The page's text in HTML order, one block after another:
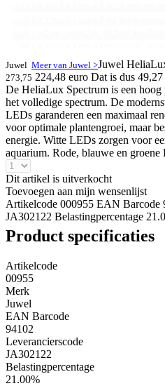
Juwel Meer van Juwel >Juwel
273,75 224,48 euro Dat is dus
De HeliaLux Spectrum is een
het volledige spectrum. De
LEDs garanderen een maximaal
voor optimale plantengroei, maar
energie. Witte LEDs zorgen voor
aquarium. Rode, blauwe en
Dit artikel is uitverkocht
Toevoegen aan mijn wensenlijst
Artikelcode 000955 EAN Barcode
JA302122 Belastingpercentage
Product specificaties
Artikelcode
00955
Merk
Juwel
EAN Barcode
94102
Leverancierscode
JA302122
Belastingpercentage
21.00%